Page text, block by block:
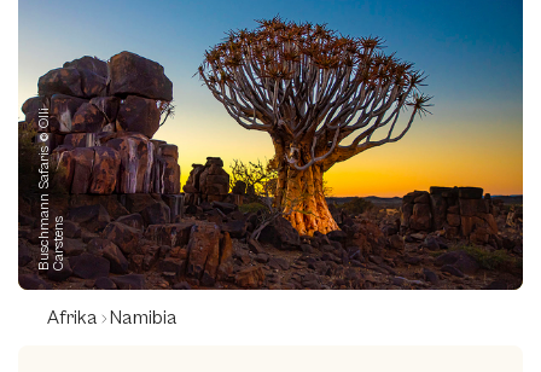
B
u
s
c
hm
a
n
n
S
a
f
a
r
i
s
©
O
l
l
i
C
a
r
s
t
e
ns
Afrika Namibia